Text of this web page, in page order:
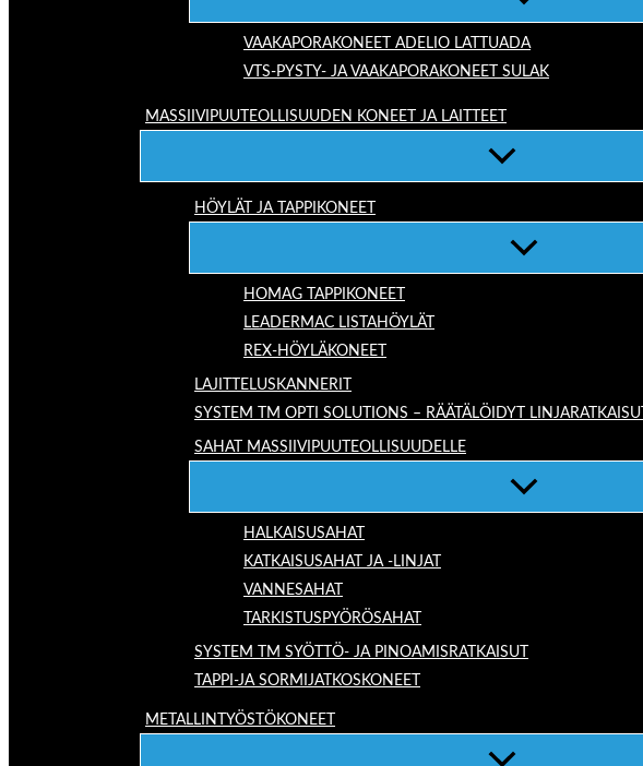
VAAKAPORAKONEET ADELIO LATTUADA
VTS-PYSTY- JA VAAKAPORAKONEET SULAK
MASSIIVIPUUTEOLLISUUDEN KONEET JA LAITTEET
HÖYLÄT JA TAPPIKONEET
HOMAG TAPPIKONEET
LEADERMAC LISTAHÖYLÄT
REX-HÖYLÄKONEET
LAJITTELUSKANNERIT
SYSTEM TM OPTI SOLUTIONS – RÄÄTÄLÖIDYT LINJARATKAISUT
SAHAT MASSIIVIPUUTEOLLISUUDELLE
HALKAISUSAHAT
KATKAISUSAHAT JA -LINJAT
VANNESAHAT
TARKISTUSPYÖRÖSAHAT
SYSTEM TM SYÖTTÖ- JA PINOAMISRATKAISUT
TAPPI-JA SORMIJATKOSKONEET
METALLINTYÖSTÖKONEET